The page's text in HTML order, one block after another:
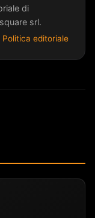
di
srl.
Politica editoriale